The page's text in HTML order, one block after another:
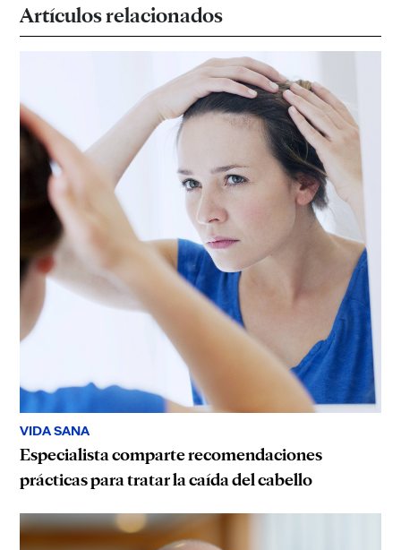
Artículos relacionados
VIDA SANA
Especialista comparte recomendaciones
prácticas para tratar la caída del cabello